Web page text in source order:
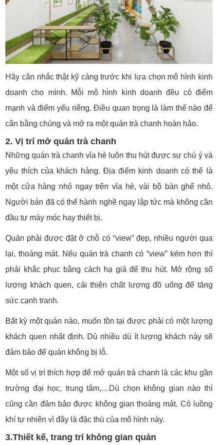
Hãy cân nhắc thật kỹ càng trước khi lựa chọn mô hình kinh
doanh cho mình. Mỗi mô hình kinh doanh đều có điểm
mạnh và điểm yếu riêng. Điều quan trọng là làm thế nào để
cân bằng chúng và mở ra một quán trà chanh hoàn hảo.
2. Vị trí mở quán trà chanh
Những quán trà chanh vỉa hè luôn thu hút được sự chú ý và
yêu thích của khách hàng. Địa điểm kinh doanh có thể là
một cửa hàng nhỏ ngay trên vỉa hè, vài bộ bàn ghế nhỏ.
Người bán đã có thể hành nghề ngay lập tức mà không cần
đầu tư máy móc hay thiết bị.
Quán phải được đặt ở chỗ có “view” đẹp, nhiều người qua
lại, thoáng mát. Nếu quán trà chanh có “view” kém hơn thì
phải khắc phục bằng cách hạ giá để thu hút. Mở rộng số
lượng khách quen, cải thiện chất lượng đồ uống để tăng
sức cạnh tranh.
Bất kỳ một quán nào, muốn tồn tại được phải có một lượng
khách quen nhất định. Dù nhiều dù ít lượng khách này sẽ
đảm bảo để quán không bị lỗ.
Một số vị trí thích hợp để mở quán trà chanh là các khu gần
trường đại học, trung tâm,…Dù chọn không gian nào thì
cũng cần đảm bảo được không gian thoáng mát. Có luồng
khí tự nhiên vì đây là đặc thù của mô hình này.
3.Thiết kế, trang trí không gian quán